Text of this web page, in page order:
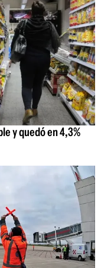
y quedó en 4,3%